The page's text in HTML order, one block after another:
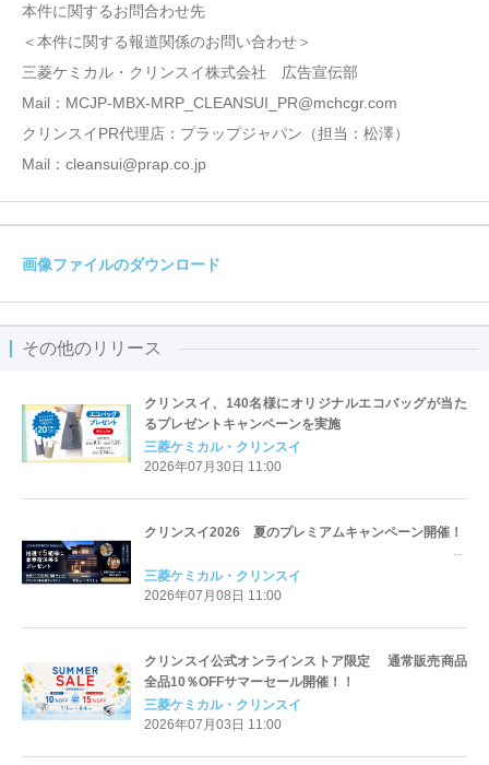
本件に関するお問合わせ先
＜本件に関する報道関係のお問い合わせ＞
三菱ケミカル・クリンスイ株式会社 広告宣伝部
Mail：MCJP-MBX-MRP_CLEANSUI_PR@mchcgr.com
クリンスイPR代理店：プラップジャパン（担当：松澤）
Mail：cleansui@prap.co.jp
画像ファイルのダウンロード
その他のリリース
クリンスイ、140名様にオリジナルエコバッグが当た
るプレゼントキャンペーンを実施
三菱ケミカル・クリンスイ
2026年07月30日 11:00
クリンスイ2026 夏のプレミアムキャンペーン開催！
三菱ケミカル・クリンスイ
2026年07月08日 11:00
クリンスイ公式オンラインストア限定 通常販売商品
全品10％OFFサマーセール開催！！
三菱ケミカル・クリンスイ
2026年07月03日 11:00